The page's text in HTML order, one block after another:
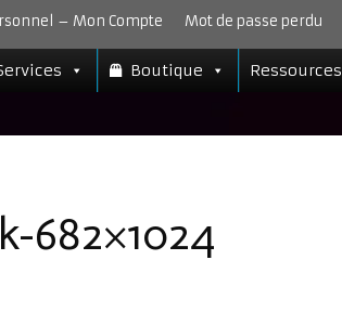
– Mon Compte Mot de passe perdu
Boutique Ressources
682×1024